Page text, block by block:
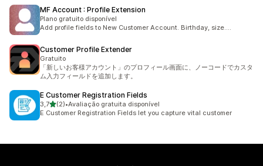
MF Account : Profile Extension
Plano gratuito disponível
Add profile fields to New Customer Account. Birthday, size....
Customer Profile Extender
Gratuito
「新しいお客様アカウント」のプロフィール画面に、ノーコードでカスタ
ム入力フィールドを追加します。
E Customer Registration Fields
3,7de 5 estrelas
(2)
2 total de avaliações
•Avaliação gratuita disponível
E Customer Registration Fields let you capture vital customer